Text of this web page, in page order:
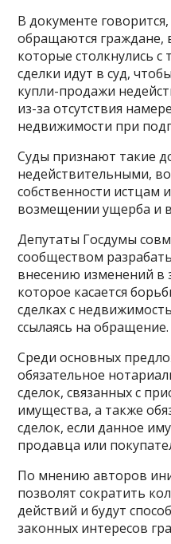
В документе
обращаются граждане,
которые столкнулись с
сделки идут в суд,
купли-продажи
из-за отсутствия
недвижимости при
Суды признают такие
недействительными,
собственности истцам
возмещении ущерба и
Депутаты Госдумы
сообществом
внесению изменений в
которое касается
сделках с
ссылаясь на обращение.
Среди основных
обязательное
сделок, связанных с
имущества, а также
сделок, если данное
продавца или
По мнению авторов
позволят сократить
действий и будут
законных интересов